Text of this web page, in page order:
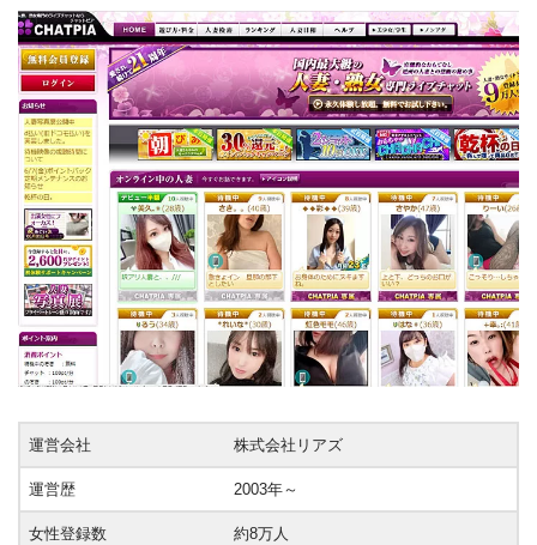
運営会社 株式会社リアズ
運営歴 2003年～
女性登録数 約8万人